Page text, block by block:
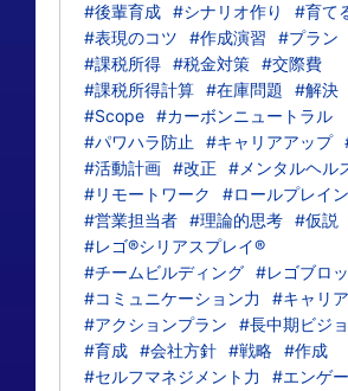
#後輩育成 #シナリオ作り
#育て
#表現のコツ
#作成演習 #プラン
#課税所得 #税金対策 #交際費
#課税所得計算 #在庫問題 #解決
#Scope #カーボンニュートラル
#パワハラ防止
#キャリアアップ
#活動計画 #改正
#メンタルヘル
#リモートワーク
#ロールプレイ
#営業担当者 #理論的思考 #仮説
#レゴ®シリアスプレイ®
#チームビルディング #レゴブロ
#コミュニケーション力
#キャリ
#アクションプラン
#長中期ビジ
#育成 #会社方針 #戦略 #作成
#セルフマネジメント力
#エンゲ